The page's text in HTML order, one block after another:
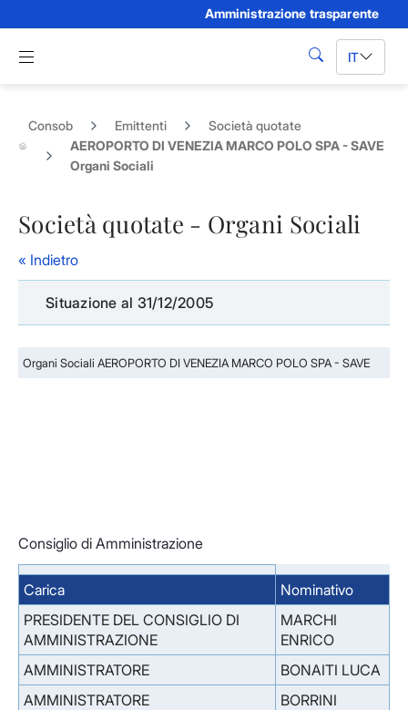
Amministrazione trasparente
Apri menu di navigazione
cerca IT
Consob Emittenti
Società quotate
AEROPORTO DI VENEZIA MARCO POLO SPA - SAVE
Organi Sociali
Società quotate - Organi Sociali
« Indietro
Situazione al 31/12/2005
Organi Sociali AEROPORTO DI VENEZIA MARCO POLO SPA - SAVE
Consiglio di Amministrazione
Carica
Nominativo
PRESIDENTE DEL CONSIGLIO DI
AMMINISTRAZIONE
MARCHI
ENRICO
AMMINISTRATORE
BONAITI LUCA
AMMINISTRATORE
BORRINI